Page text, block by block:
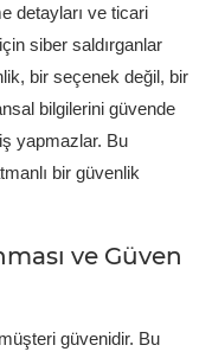
detayları ve ticari
siber saldırganlar
bir seçenek değil, bir
bilgilerini güvende
yapmazlar. Bu
bir güvenlik
ve Güven
güvenidir. Bu